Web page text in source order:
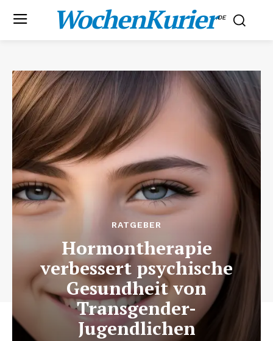
WochenKurier.DE
RATGEBER
Hormontherapie
verbessert psychische
Gesundheit von
Transgender-
Jugendlichen